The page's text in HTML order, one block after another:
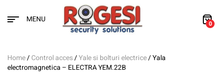
MENU 0
Home/Control acces/Yale si bolturi electrice/ Yala
electromagnetica – ELECTRA YEM.22B